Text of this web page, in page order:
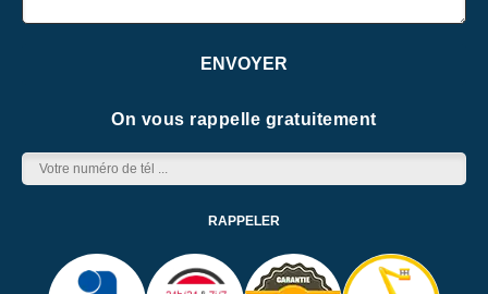
On vous rappelle gratuitement